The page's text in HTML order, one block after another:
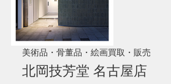
美術品・骨董品・絵画買取・販売
北岡技芳堂 名古屋店